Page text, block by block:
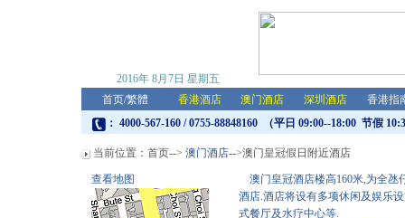
2016年 8月7日 星期五
首页/繁體 香港酒店 澳门酒店 深圳酒店
香港指
： 4000-567-160 / 0755-88848160 （平日 09:00--18:00 节假
当前位置： 首页--> 澳门酒店-->澳门皇冠假日附近酒店
查看地图
澳门皇冠酒店楼高160米,为全氹
酒店.酒店将设有多项休闲及娱乐
式餐厅及水疗中心等.